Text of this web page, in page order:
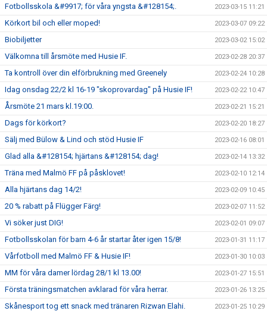
Fotbollsskola &#9917; för våra yngsta &#128154;. 2023-03-15 11:21
Körkort bil och eller moped! 2023-03-07 09:22
Biobiljetter 2023-03-02 15:02
Välkomna till årsmöte med Husie IF. 2023-02-28 20:37
Ta kontroll över din elförbrukning med Greenely 2023-02-24 10:28
Idag onsdag 22/2 kl 16-19 "skoprovardag" på Husie IF! 2023-02-22 10:47
Årsmöte 21 mars kl.19:00. 2023-02-21 15:21
Dags för körkort? 2023-02-20 18:27
Sälj med Bülow & Lind och stöd Husie IF 2023-02-16 08:01
Glad alla &#128154; hjärtans &#128154; dag! 2023-02-14 13:32
Träna med Malmö FF på påsklovet! 2023-02-10 12:14
Alla hjärtans dag 14/2! 2023-02-09 10:45
20 % rabatt på Flügger Färg! 2023-02-07 11:52
Vi söker just DIG! 2023-02-01 09:07
Fotbollsskolan för barn 4-6 år startar åter igen 15/8! 2023-01-31 11:17
Vårfotboll med Malmö FF & Husie IF! 2023-01-30 10:03
MM för våra damer lördag 28/1 kl 13.00! 2023-01-27 15:51
Första träningsmatchen avklarad för våra herrar. 2023-01-26 13:25
Skånesport tog ett snack med tränaren Rizwan Elahi. 2023-01-25 10:29